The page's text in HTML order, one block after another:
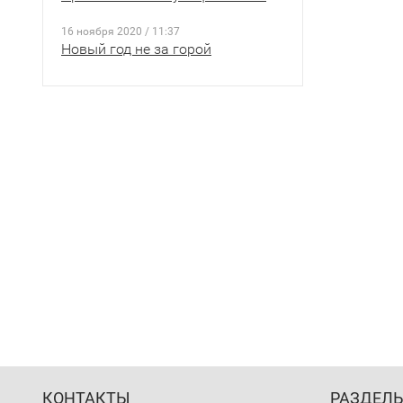
16 ноября 2020 / 11:37
Новый год не за горой
КОНТАКТЫ